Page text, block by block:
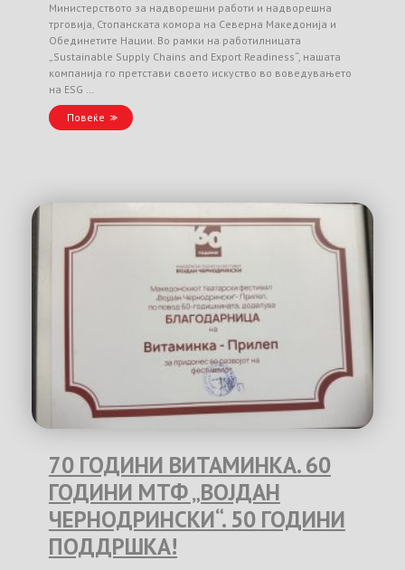
Министерството за надворешни работи и надворешна
трговија, Стопанската комора на Северна Македонија и
Обединетите Нации. Во рамки на работилницата
„Sustainable Supply Chains and Export Readiness“, нашата
компанија го претстави своето искуство во воведувањето
на ESG …
Повеќе
70 ГОДИНИ ВИТАМИНКА. 60
ГОДИНИ МТФ „ВОЈДАН
ЧЕРНОДРИНСКИ“. 50 ГОДИНИ
ПОДДРШКА!